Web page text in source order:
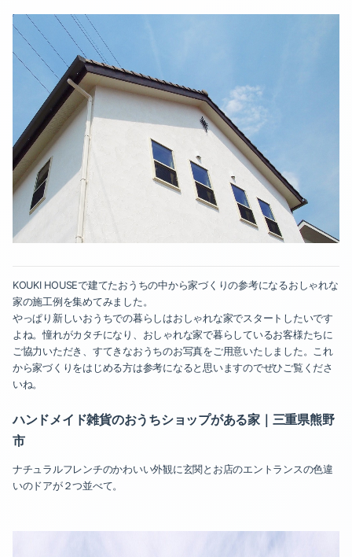
KOUKI HOUSEで建てたおうちの中から家づくりの参考になるおしゃれな
家の施工例を集めてみました。
やっぱり新しいおうちでの暮らしはおしゃれな家でスタートしたいです
よね。憧れがカタチになり、おしゃれな家で暮らしているお客様たちに
ご協力いただき、すてきなおうちのお写真をご用意いたしました。これ
から家づくりをはじめる方は参考になると思いますのでぜひご覧くださ
いね。
ハンドメイド雑貨のおうちショップがある家｜三重県熊野
市
ナチュラルフレンチのかわいい外観に玄関とお店のエントランスの色違
いのドアが２つ並べて。